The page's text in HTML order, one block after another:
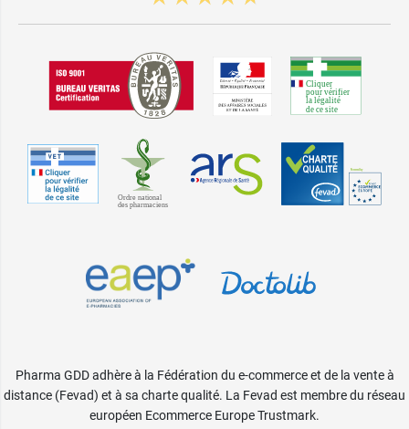
Pharma GDD adhère à la Fédération du e-commerce et de la vente à
distance (Fevad) et à sa charte qualité. La Fevad est membre du réseau
européen Ecommerce Europe Trustmark.